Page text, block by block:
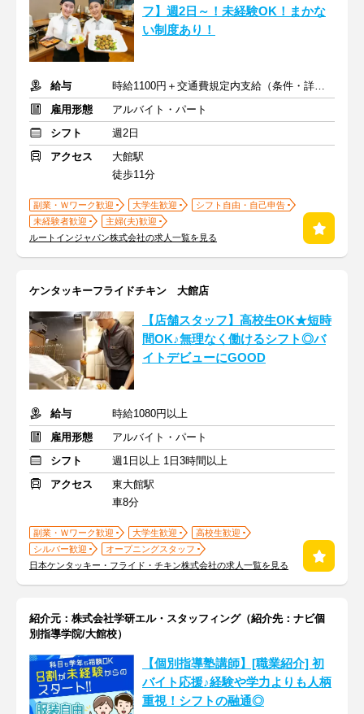
フ】週2日～！未経験OK！まかな
い制度あり！
給与
時給1100円＋交通費規定内支給（条件・詳細は面接にて）
雇用形態
アルバイト・パート
シフト
週2日
アクセス
大館駅
徒歩11分
副業・Ｗワーク歓迎 大学生歓迎
シフト自由・自己申告
未経験者歓迎
主婦(夫)歓迎
ルートインジャパン株式会社の求人一覧を見る
ケンタッキーフライドチキン 大館店
【店舗スタッフ】高校生OK★短時
間OK♪無理なく働けるシフト◎バ
イトデビューにGOOD
給与
時給1080円以上
雇用形態
アルバイト・パート
シフト
週1日以上 1日3時間以上
アクセス
東大館駅
車8分
副業・Ｗワーク歓迎 大学生歓迎
高校生歓迎
シルバー歓迎
オープニングスタッフ
日本ケンタッキー・フライド・チキン株式会社の求人一覧を見る
紹介元：株式会社学研エル・スタッフィング（紹介先：ナビ個
別指導学院/大館校）
【個別指導塾講師】[職業紹介] 初
バイト応援♪経験や学力よりも人柄
重視！シフトの融通◎